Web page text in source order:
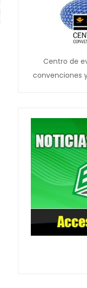
Centro de
convenciones